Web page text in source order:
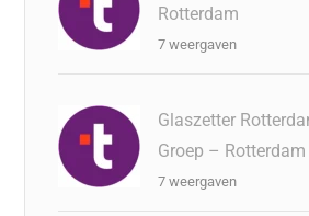
Rotterdam
7 weergaven
Glaszetter
Groep – Rotterdam
7 weergaven